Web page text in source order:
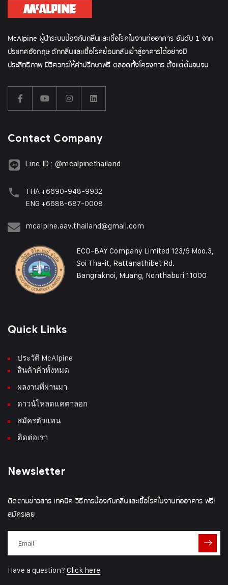
McAlpine ผู้นำระบบป้องกันกลิ่นและเชื้อโรคในงานท่ออาคาร อันดับ 1 จาก
ประเทศอังกฤษ ดักกลิ่นและเชื้อโรคย้อนกลับเข้าสู่อาคารได้อย่างมี
ประสิทธิภาพ มีวิศวกรให้คำปรึกษาฟรี ตลอดทั้งโครงการ ตั้งแต่ต้นจนจบ
Contact Company
Line ID : @mcalpinethailand
THA +6690-948-9932
ENG +6688-687-0008
mcalpine.aav.thailand@gmail.com
ECO-BAY Company Limited 123/6 Moo.3,
Soi Tha-it, Rattanathibet Rd.
Bangraknoi, Muang, Nonthaburi 11000
Quick Links
ประวัติ McAlpine
สินค้าค้าทั้งหมด
ผลงานที่ผ่านมา
ดาวน์โหลดแคตาลอก
สมัครตัวแทน
ติดต่อเรา
Newsletter
ติดตามข่าวสาร เทคนิค วิธีการป้องกันกลิ่นและเชื้อโรคในงานท่ออาคาร ฟรี!
สมัครเลย
Have a question? Click here